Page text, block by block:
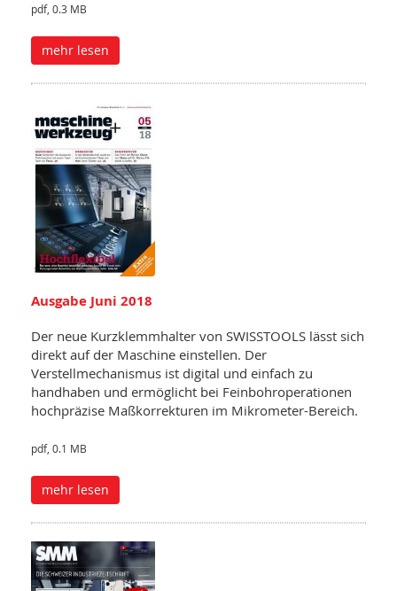
pdf, 0.3 MB
mehr lesen
Ausgabe Juni 2018
Der neue Kurzklemmhalter von SWISSTOOLS lässt sich
direkt auf der Maschine einstellen. Der
Verstellmechanismus ist digital und einfach zu
handhaben und ermöglicht bei Feinbohroperationen
hochpräzise Maßkorrekturen im Mikrometer-Bereich.
pdf, 0.1 MB
mehr lesen